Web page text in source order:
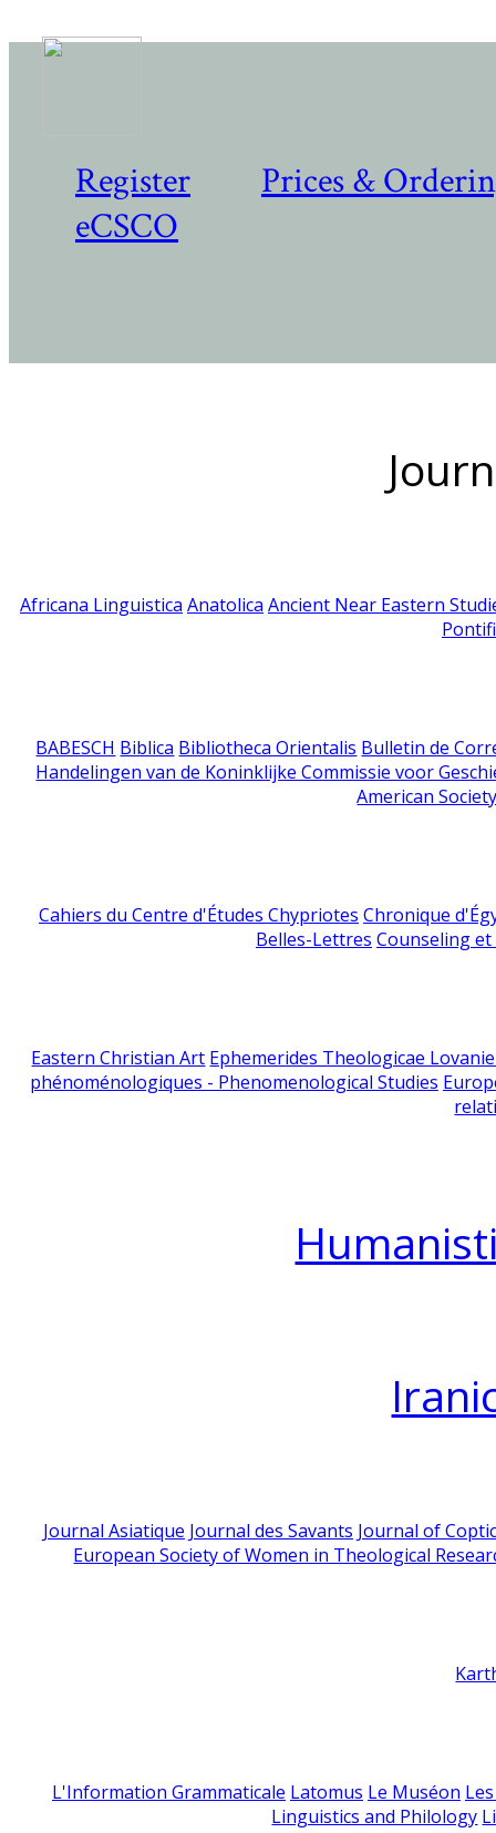
Register
Prices &
eCSCO
Africana Linguistica Anatolica Ancient Near Eastern
BABESCH Biblica Bibliotheca Orientalis Bulletin de
Handelingen van de Koninklijke Commissie voor
American
Cahiers du Centre d'Études Chypriotes Chronique
Belles-Lettres Counseling
Eastern Christian Art Ephemerides Theologicae
phénoménologiques - Phenomenological Studies
Journal Asiatique Journal des Savants Journal of
European Society of Women in Theological
L'Information Grammaticale Latomus Le Muséon
Linguistics and Philology